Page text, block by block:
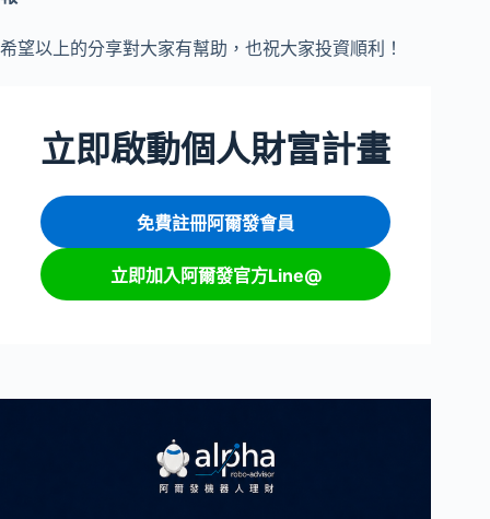
希望以上的分享對大家有幫助，也祝大家投資順利！
立即啟動個人財富計畫
免費註冊阿爾發會員
立即加入阿爾發官方Line@